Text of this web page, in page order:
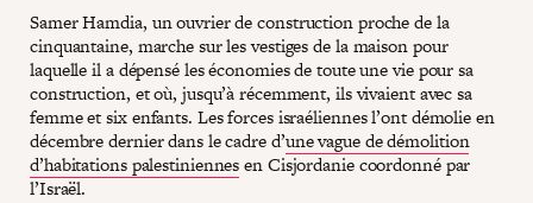
Samer Hamdia, un ouvrier de construction proche de la
cinquantaine, marche sur les vestiges de la maison pour
laquelle il a dépensé les économies de toute une vie pour sa
construction, et où, jusqu’à récemment, ils vivaient avec sa
femme et six enfants. Les forces israéliennes l’ont démolie en
décembre dernier dans le cadre d’une vague de démolition
d’habitations palestiniennesen Cisjordanie coordonné par
l’Israël.